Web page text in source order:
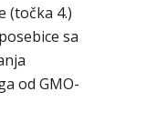
(točka 4.)
sa
od GMO-